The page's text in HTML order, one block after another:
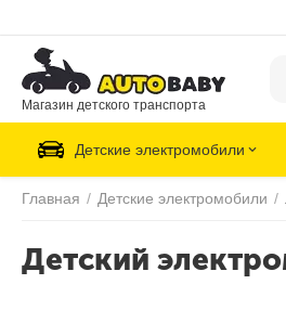
Магазин детского транспорта
Детские электромобили
Главная / Детские электромобили /
Детский